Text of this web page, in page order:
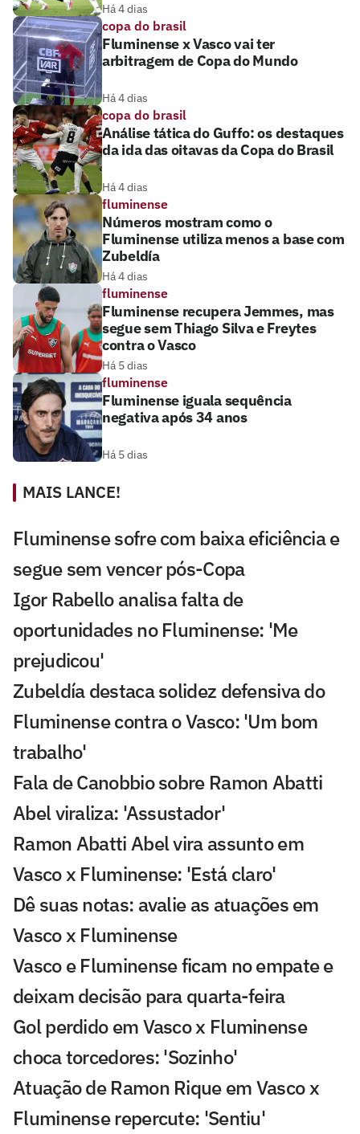
Há 4 dias
copa do brasil
Fluminense x Vasco vai ter
arbitragem de Copa do Mundo
Há 4 dias
copa do brasil
Análise tática do Guffo: os destaques
da ida das oitavas da Copa do Brasil
Há 4 dias
fluminense
Números mostram como o
Fluminense utiliza menos a base com
Zubeldía
Há 4 dias
fluminense
Fluminense recupera Jemmes, mas
segue sem Thiago Silva e Freytes
contra o Vasco
Há 5 dias
fluminense
Fluminense iguala sequência
negativa após 34 anos
Há 5 dias
MAIS LANCE!
Fluminense sofre com baixa eficiência e
segue sem vencer pós-Copa
Igor Rabello analisa falta de
oportunidades no Fluminense: 'Me
prejudicou'
Zubeldía destaca solidez defensiva do
Fluminense contra o Vasco: 'Um bom
trabalho'
Fala de Canobbio sobre Ramon Abatti
Abel viraliza: 'Assustador'
Ramon Abatti Abel vira assunto em
Vasco x Fluminense: 'Está claro'
Dê suas notas: avalie as atuações em
Vasco x Fluminense
Vasco e Fluminense ficam no empate e
deixam decisão para quarta-feira
Gol perdido em Vasco x Fluminense
choca torcedores: 'Sozinho'
Atuação de Ramon Rique em Vasco x
Fluminense repercute: 'Sentiu'